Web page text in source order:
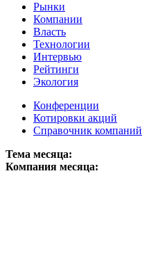
Рынки
Компании
Власть
Технологии
Интервью
Рейтинги
Экология
Конференции
Котировки акций
Справочник компаний
Тема месяца:
Компания месяца: